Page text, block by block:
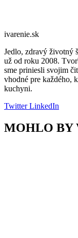
ivarenie.sk
Jedlo, zdravý životný
už od roku 2008.
sme priniesli svojim
vhodné pre každého,
kuchyni.
TwitterLinkedIn
MOHLO BY